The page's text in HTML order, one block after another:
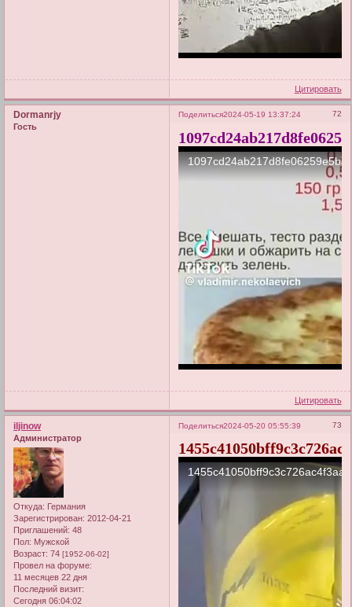
Цитировать
Поделиться 72
2024-05-19 13:37:24
Dormanrjy
Гость
Цитировать
Поделиться 73
2024-05-20 05:55:39
iljinow
Администратор
Откуда: Германия
Зарегистрирован: 2012-04-21
Приглашений: 48
Пол: Мужской
Возраст: 74 [1952-06-02]
Провел на форуме:
11 месяцев 22 дня
Последний визит:
Сегодня 06:04:02